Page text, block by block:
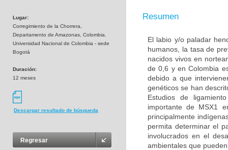
Lugar:
Corregimiento de la Chorrera,
Departamento de Amazonas, Colombia.
Universidad Nacional de Colombia - sede
Bogotá
Duración:
12 meses
Descargar resultado de búsqueda
Regresar
Resumen
El labio y/o paladar
humanos, la tasa de
nacidos vivos en
de 0,6 y en Colombia
debido a que
genéticos se han
Estudios de
importante de MSX1
principalmente
permita determinar el
involucrados en el
ambientales que